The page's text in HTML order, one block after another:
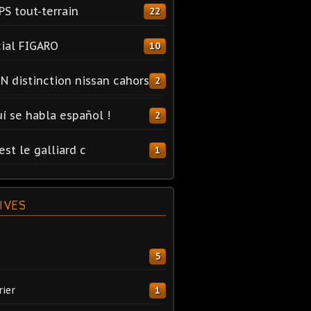
tout-terrain 22
FIGARO 10
distinction nissan cahors 2
se habla español ! 2
le galliard c 1
5
1